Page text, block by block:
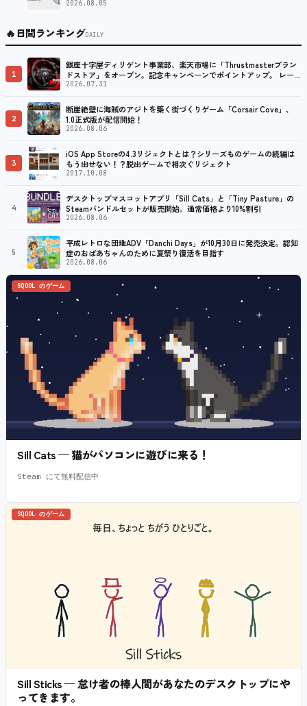
2026.08.05
🔥日間ランキングDAILY
1
銀座十字屋ディリゲント事業部、楽天市場に「Thrustmasterブラン
ドストア」をオープン。記念キャンペーンでポイントアップ。 レーシ
ング／フライトシム向けコントローラーを中心に、幅広くラインナッ
2026.07.31
2
断崖絶壁に海賊のアジトを築く街づくりゲーム「Corsair Cove」、
1.0正式版が配信開始！
2026.08.06
3
iOS App Storeの4.3リジェクトとは？シリーズものゲームの続編は
もう出せない！？脱出ゲームで相次ぐリジェクト
2017.10.08
4
デスクトップマスコットアプリ「Sill Cats」と「Tiny Pasture」の
Steamバンドルセットが販売開始。通常価格より10%割引
2026.08.06
5
平成レトロな団地ADV「Danchi Days」が10月30日に発売決定。認知
症のおばあちゃんのために夏祭り復活を目指す
2026.08.06
SQOOL のゲーム
Sill Cats — 猫がパソコンに遊びに来る！
Steam にて無料配信中
SQOOL のゲーム
Sill Sticks — 怠け者の棒人間があなたのデスクトップにや
ってきます。